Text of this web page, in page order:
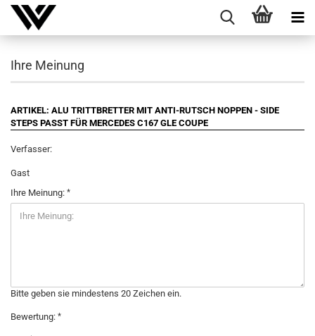
Ihre Meinung
ARTIKEL: ALU TRITTBRETTER MIT ANTI-RUTSCH NOPPEN - SIDE
STEPS PASST FÜR MERCEDES C167 GLE COUPE
Verfasser:
Gast
Ihre Meinung:
Bitte geben sie mindestens 20 Zeichen ein.
Bewertung: